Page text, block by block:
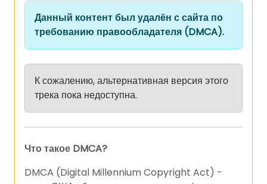
Данный контент был удалён с сайта по
требованию правообладателя (DMCA).
К сожалению, альтернативная версия этого
трека пока недоступна.
Что такое DMCA?
DMCA (Digital Millennium Copyright Act) -